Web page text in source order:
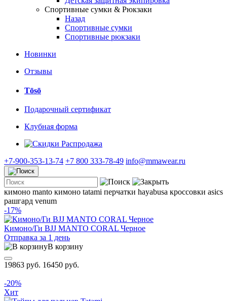
Спортивные сумки & Рюкзаки
Назад
Спортивные сумки
Спортивные рюкзаки
Новинки
Отзывы
Tōsō
Подарочный сертификат
Клубная форма
Распродажа
+7-900-353-13-74 +7 800 333-78-49 info@mmawear.ru
кимоно manto кимоно tatami перчатки hayabusa кроссовки asics
рашгард venum
-17%
Кимоно/Ги BJJ MANTO CORAL Черное
Отправка за 1 день
В корзину
19863 руб. 16450 руб.
-20%
Хит